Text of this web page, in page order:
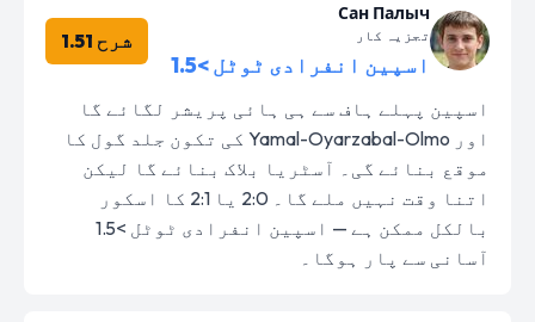
Сан Палыч
تجزیہ کار
اسپین انفرادی ٹوٹل >1.5
شرح 1.51
اسپین پہلے ہاف سے ہی ہائی پریشر لگائے گا
اور Yamal-Oyarzabal-Olmo کی تکون جلد گول کا
موقع بنائے گی۔ آسٹریا بلاک بنائے گا لیکن
اتنا وقت نہیں ملے گا۔ 2:0 یا 2:1 کا اسکور
بالکل ممکن ہے — اسپین انفرادی ٹوٹل >1.5
آسانی سے پار ہوگا۔